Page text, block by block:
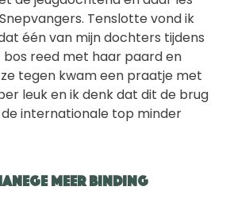
Tenslotte vond ik
één van mijn dochters tijdens
bos reed met haar paard en
tegen kwam een praatje met
leuk en ik denk dat dit de brug
internationale top minder
meer binding